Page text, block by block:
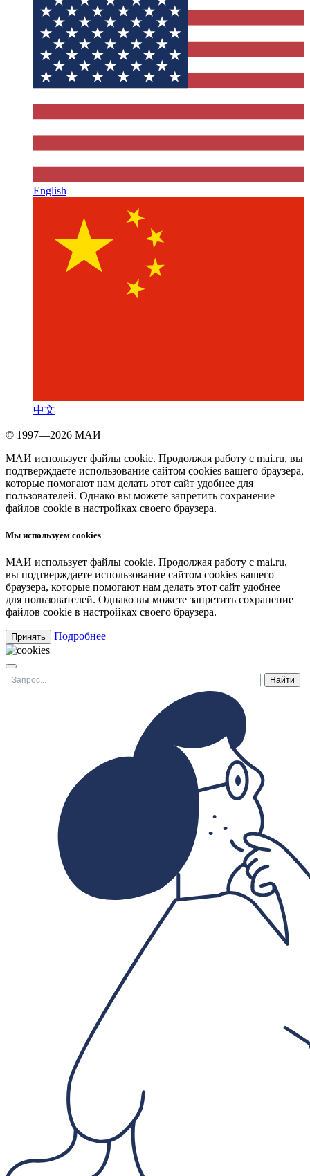
English
中文
© 1997—2026 МАИ
МАИ использует файлы cookie. Продолжая работу с mai.ru, вы
подтверждаете использование сайтом cookies вашего браузера,
которые помогают нам делать этот сайт удобнее для
пользователей. Однако вы можете запретить сохранение
файлов cookie в настройках своего браузера.
Мы используем cookies
МАИ использует файлы cookie. Продолжая работу с mai.ru,
вы подтверждаете использование сайтом cookies вашего
браузера, которые помогают нам делать этот сайт удобнее
для пользователей. Однако вы можете запретить сохранение
файлов cookie в настройках своего браузера.
Принять Подробнее